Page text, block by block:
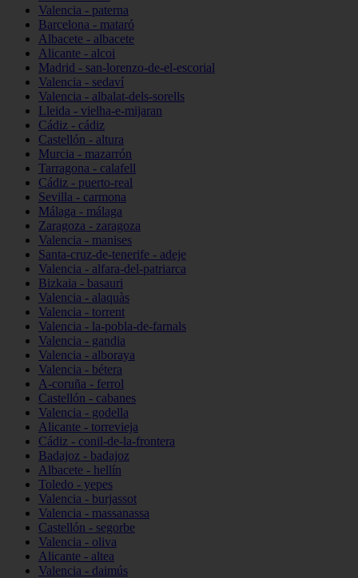
Valencia - paterna
Barcelona - mataró
Albacete - albacete
Alicante - alcoi
Madrid - san-lorenzo-de-el-escorial
Valencia - sedaví
Valencia - albalat-dels-sorells
Lleida - vielha-e-mijaran
Cádiz - cádiz
Castellón - altura
Murcia - mazarrón
Tarragona - calafell
Cádiz - puerto-real
Sevilla - carmona
Málaga - málaga
Zaragoza - zaragoza
Valencia - manises
Santa-cruz-de-tenerife - adeje
Valencia - alfara-del-patriarca
Bizkaia - basauri
Valencia - alaquàs
Valencia - torrent
Valencia - la-pobla-de-farnals
Valencia - gandia
Valencia - alboraya
Valencia - bétera
A-coruña - ferrol
Castellón - cabanes
Valencia - godella
Alicante - torrevieja
Cádiz - conil-de-la-frontera
Badajoz - badajoz
Albacete - hellín
Toledo - yepes
Valencia - burjassot
Valencia - massanassa
Castellón - segorbe
Valencia - oliva
Alicante - altea
Valencia - daimús